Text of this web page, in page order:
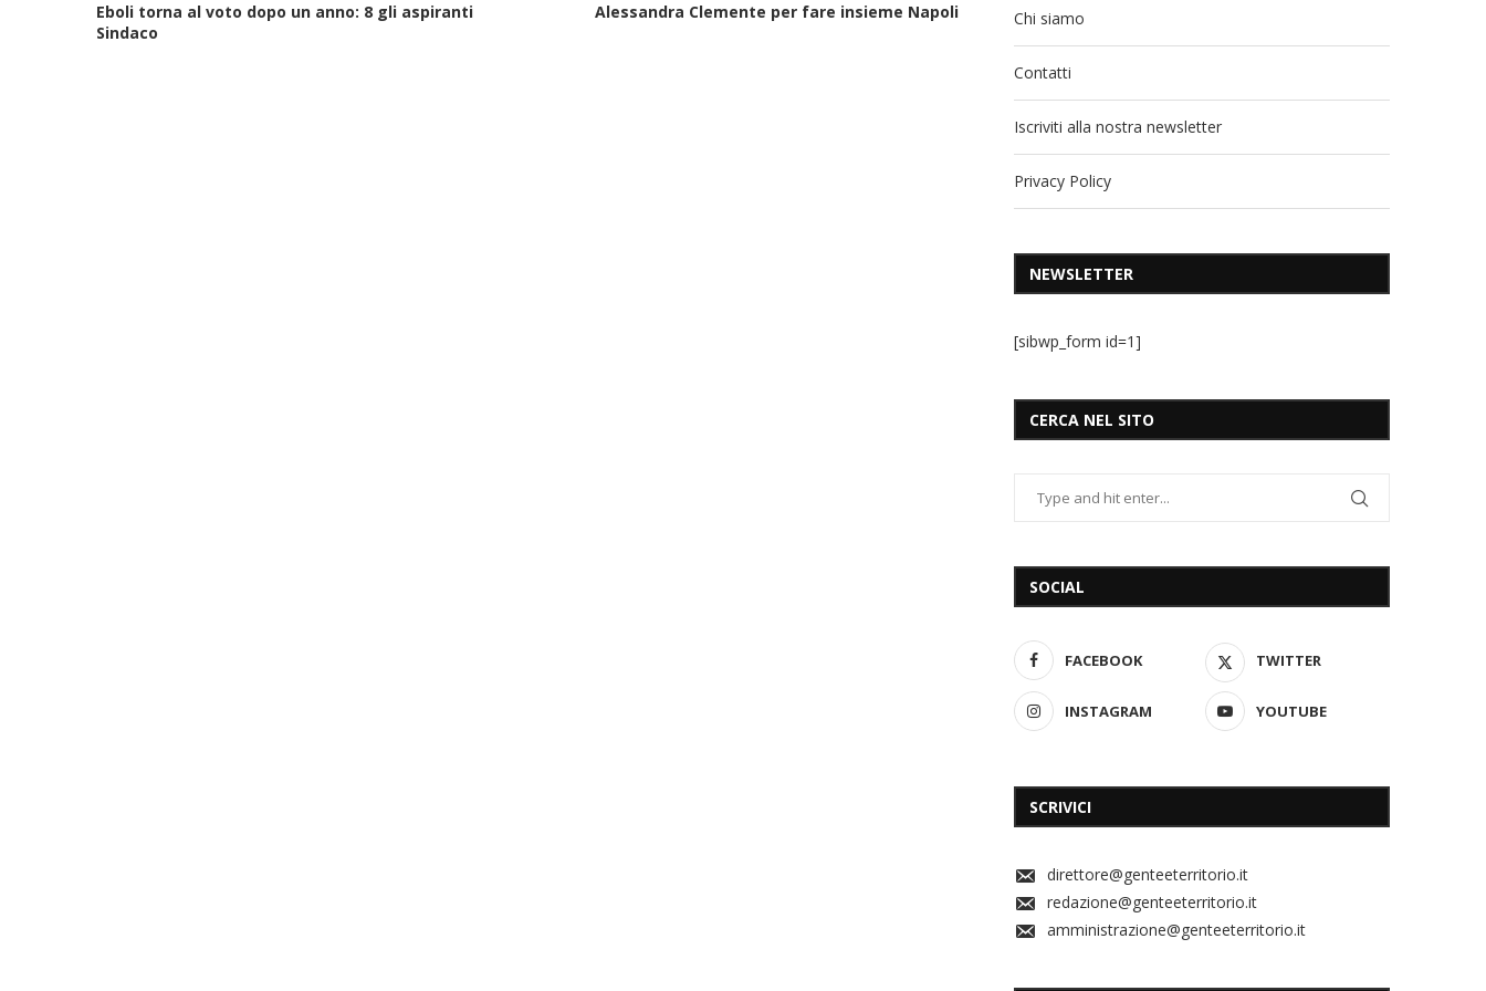
Eboli torna al voto dopo un anno: 8 gli aspiranti
Sindaco
Alessandra Clemente per fare insieme Napoli
Chi siamo
Contatti
Iscriviti alla nostra newsletter
Privacy Policy
NEWSLETTER
[sibwp_form id=1]
CERCA NEL SITO
SOCIAL
FACEBOOK TWITTER
INSTAGRAM YOUTUBE
SCRIVICI
direttore@genteeterritorio.it
redazione@genteeterritorio.it
amministrazione@genteeterritorio.it